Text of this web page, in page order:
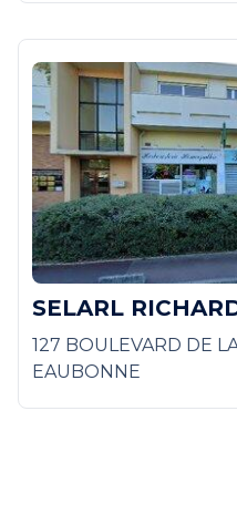
SELARL
127 BOULEVARD DE
EAUBONNE